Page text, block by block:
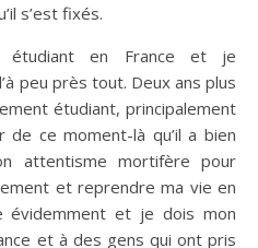
s’est fixés.
étudiant en France et je
peu près tout. Deux ans plus
étudiant, principalement
de ce moment-là qu’il a bien
attentisme mortifère pour
et reprendre ma vie en
évidemment et je dois mon
et à des gens qui ont pris